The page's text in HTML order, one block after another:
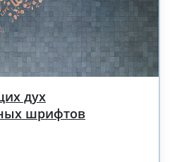
дух
шрифтов